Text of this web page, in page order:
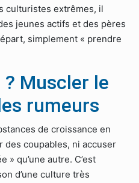
culturistes extrêmes, il
jeunes actifs et des pères
simplement « prendre
Muscler le
rumeurs
de croissance en
des coupables, ni accuser
» qu’une autre. C’est
d’une culture très